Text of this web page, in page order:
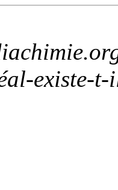
existe-t-